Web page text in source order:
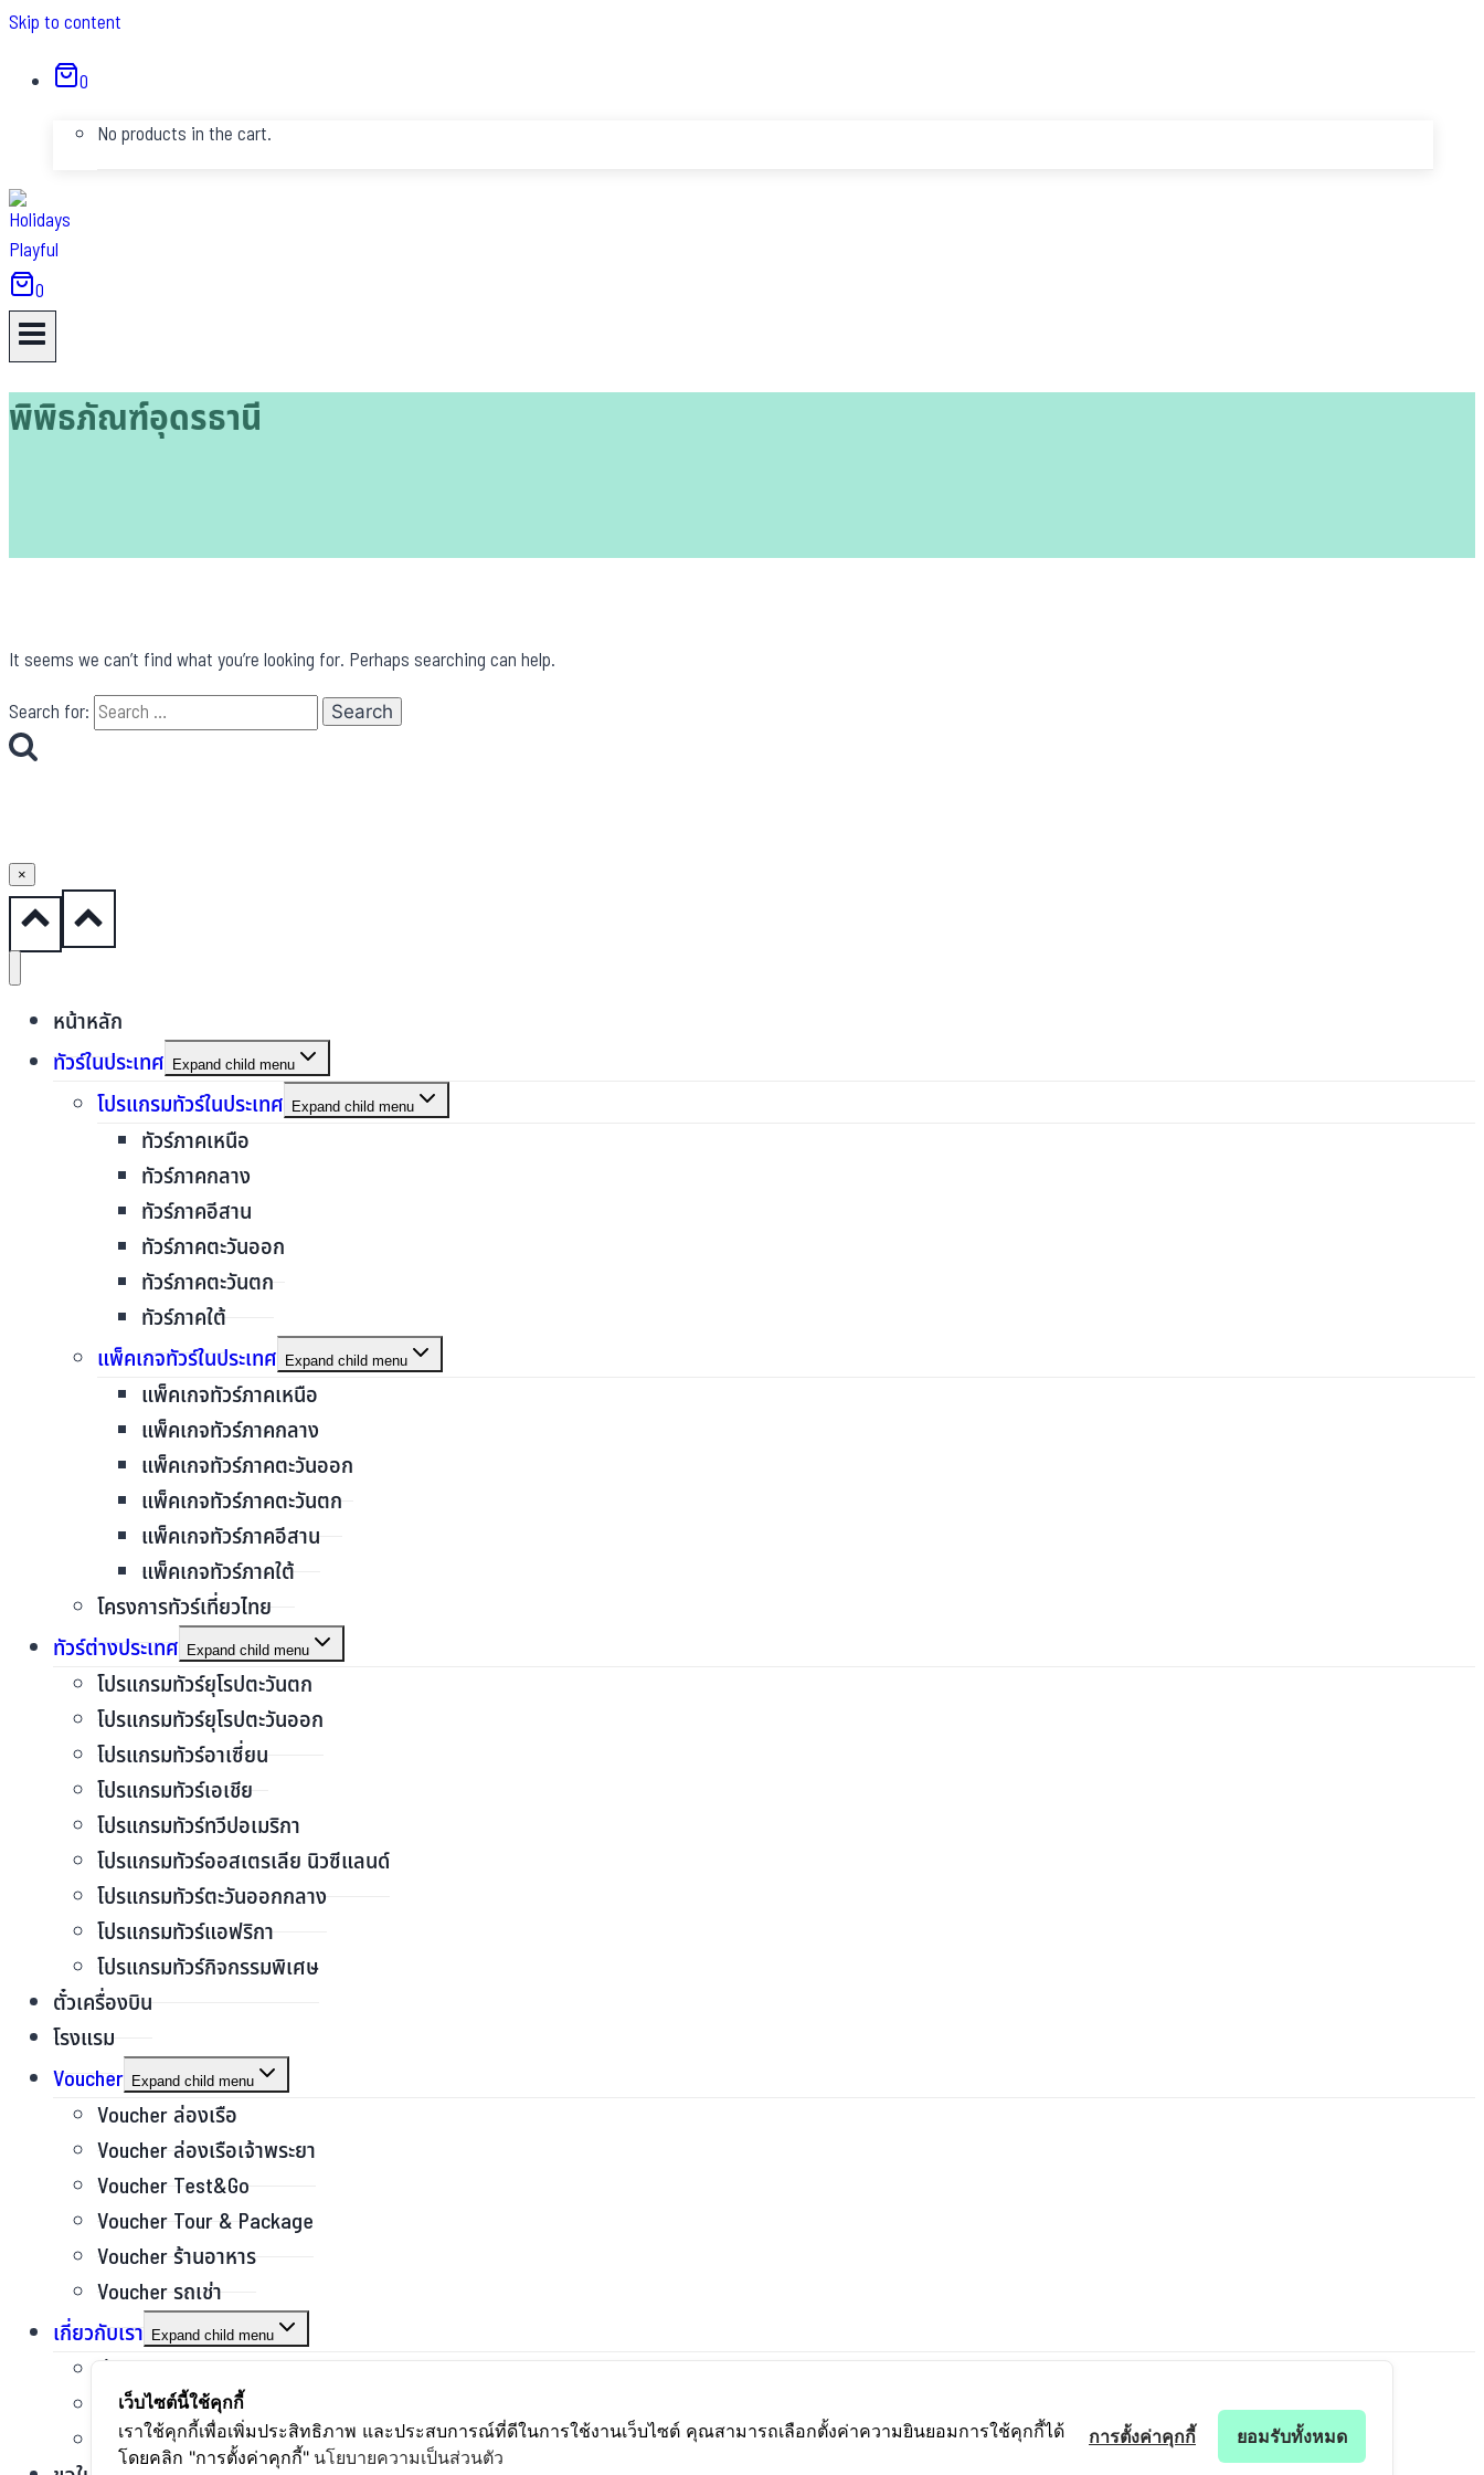
Skip to content
0
No products in the cart.
0
พิพิธภัณฑ์อุดรธานี
It seems we can’t find what you’re looking for. Perhaps searching can help.
Search for:
×
หน้าหลัก
ทัวร์ในประเทศ
Expand child menu
โปรแกรมทัวร์ในประเทศ Expand child menu
ทัวร์ภาคเหนือ
ทัวร์ภาคกลาง
ทัวร์ภาคอีสาน
ทัวร์ภาคตะวันออก
ทัวร์ภาคตะวันตก
ทัวร์ภาคใต้
แพ็คเกจทัวร์ในประเทศ
Expand child menu
แพ็คเกจทัวร์ภาคเหนือ
แพ็คเกจทัวร์ภาคกลาง
แพ็คเกจทัวร์ภาคตะวันออก
แพ็คเกจทัวร์ภาคตะวันตก
แพ็คเกจทัวร์ภาคอีสาน
แพ็คเกจทัวร์ภาคใต้
โครงการทัวร์เที่ยวไทย
ทัวร์ต่างประเทศ
Expand child menu
โปรแกรมทัวร์ยุโรปตะวันตก
โปรแกรมทัวร์ยุโรปตะวันออก
โปรแกรมทัวร์อาเซี่ยน
โปรแกรมทัวร์เอเชีย
โปรแกรมทัวร์ทวีปอเมริกา
โปรแกรมทัวร์ออสเตรเลีย นิวซีแลนด์
โปรแกรมทัวร์ตะวันออกกลาง
โปรแกรมทัวร์แอฟริกา
โปรแกรมทัวร์กิจกรรมพิเศษ
ตั๋วเครื่องบิน
โรงแรม
Voucher Expand child menu
Voucher ล่องเรือ
Voucher ล่องเรือเจ้าพระยา
Voucher Test&Go
Voucher Tour & Package
Voucher ร้านอาหาร
Voucher รถเช่า
เกี่ยวกับเรา
Expand child menu
ข่าวสารและบทความ
รีวิวการเดินทาง
แกลอรี่
เว็บไซต์นี้ใช้คุกกี้
เราใช้คุกกี้เพื่อเพิ่มประสิทธิภาพ และประสบการณ์ที่ดีในการใช้งานเว็บไซต์ คุณสามารถเลือกตั้งค่าความยินยอมการใช้คุกกี้ได้
โดยคลิก "การตั้งค่าคุกกี้" นโยบายความเป็นส่วนตัว
ยอมรับทั้งหมด
การตั้งค่าคุกกี้